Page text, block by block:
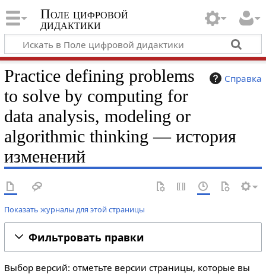
Поле цифровой
дидактики
Справка
Practice defining problems
to solve by computing for
data analysis, modeling or
algorithmic thinking — история
изменений
Показать журналы для этой страницы
Фильтровать правки
Выбор версий: отметьте версии страницы, которые вы